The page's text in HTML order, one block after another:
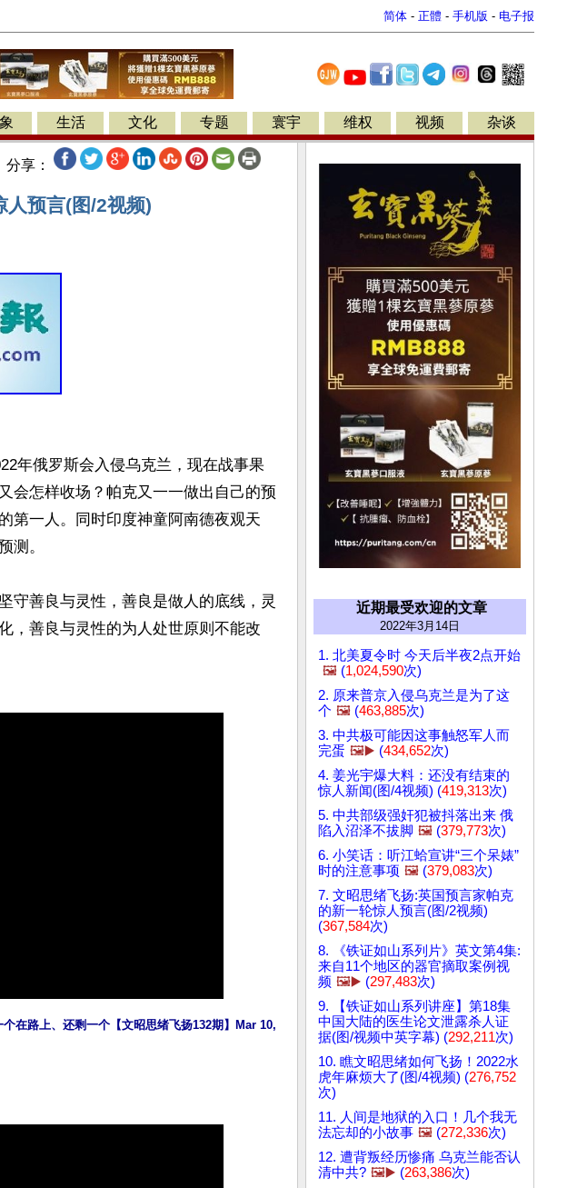
简体 - 正體 - 手机版 - 电子报
生活 文化 专题 寰宇 维权 视频 杂谈
分享：
人预言(图/2视频)
年俄罗斯会入侵乌克兰，现在战事果
会怎样收场？帕克又一一做出自己的预
第一人。同时印度神童阿南德夜观天
测。
守善良与灵性，善良是做人的底线，灵
，善良与灵性的为人处世原则不能改
在路上、还剩一个【文昭思绪飞扬132期】Mar 10,
近期最受欢迎的文章
2022年3月14日
1. 北美夏令时 今天后半夜2点开始
🖼️ (1,024,590次)
2. 原来普京入侵乌克兰是为了这
个 🖼️ (463,885次)
3. 中共极可能因这事触怒军人而
完蛋 🖼️▶️ (434,652次)
4. 姜光宇爆大料：还没有结束的
惊人新闻(图/4视频) (419,313次)
5. 中共部级强奸犯被抖落出来 俄
陷入沼泽不拔脚 🖼️ (379,773次)
6. 小笑话：听江蛤宣讲“三个呆婊”
时的注意事项 🖼️ (379,083次)
7. 文昭思绪飞扬:英国预言家帕克
的新一轮惊人预言(图/2视频)
(367,584次)
8. 《铁证如山系列片》英文第4集:
来自11个地区的器官摘取案例视
频 🖼️▶️ (297,483次)
9. 【铁证如山系列讲座】第18集
中国大陆的医生论文泄露杀人证
据(图/视频中英字幕) (292,211次)
10. 瞧文昭思绪如何飞扬！2022水
虎年麻烦大了(图/4视频) (276,752
次)
11. 人间是地狱的入口！几个我无
法忘却的小故事 🖼️ (272,336次)
12. 遭背叛经历惨痛 乌克兰能否认
清中共? 🖼️▶️ (263,386次)